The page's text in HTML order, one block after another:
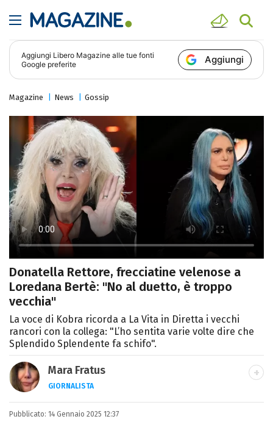
Aggiungi Libero Magazine alle tue fonti
Google preferite
Aggiungi
Magazine News Gossip
Donatella Rettore, frecciatine velenose a
Loredana Bertè: "No al duetto, è troppo
vecchia"
La voce di Kobra ricorda a La Vita in Diretta i vecchi
rancori con la collega: "L’ho sentita varie volte dire che
Splendido Splendente fa schifo".
Mara Fratus
GIORNALISTA
Nella mia vita non possono mancare, il
Pubblicato: 14 Gennaio 2025 12:37